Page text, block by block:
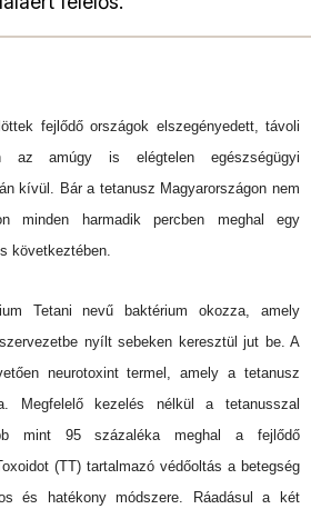
fejlődő országok elszegényedett, távoli
az amúgy is elégtelen egészségügyi
kívül. Bár a tetanusz Magyarországon nem
minden harmadik percben meghal egy
következtében.
Tetani nevű baktérium okozza, amely
nyílt sebeken keresztül jut be. A
neurotoxint termel, amely a tetanusz
Megfelelő kezelés nélkül a tetanusszal
mint 95 százaléka meghal a fejlődő
(TT) tartalmazó védőoltás a betegség
és hatékony módszere. Ráadásul a két